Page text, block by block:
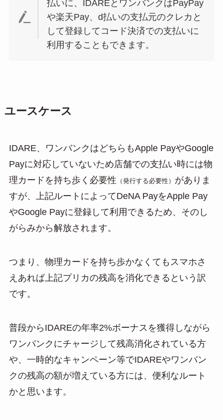
払いに、IDAREとワンバンクはPayPay
や楽天Pay、d払いの支払元のクレカと
して登録してコード決済での支払いに
利用することもできます。
ユースケース
IDARE、ワンバンクはどちらもApple PayやGoogle
Payに対応していないため店舗での支払い時には物
理カードを持ち歩く必要性 （発行する必要性） がありま
すが、上記ルートによってDeNA PayをApple Pay
やGoogle Payに登録して利用できるため、そのし
がらみから解放されます。
つまり、物理カードを持ち歩かなくてもスマホさ
えあれば上記プリカの残高を消化できるという訳
です。
普段からIDAREの年率2%ボーナスを獲得しながら
ワンバンクにチャージして残高消化されている方
や、一時的なキャンペーン等でIDAREやワンバン
クの残高の額が増えている方には、便利なルート
かと思います。